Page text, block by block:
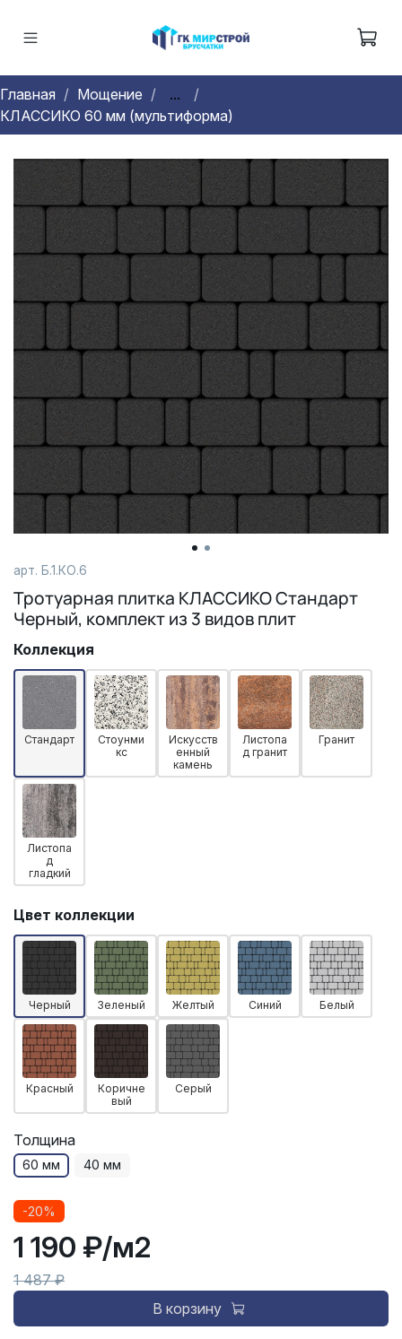
Главная Мощение
...
КЛАССИКО 60 мм (мультиформа)
арт. Б.1.КО.6
Тротуарная плитка КЛАССИКО Стандарт
Черный, комплект из 3 видов плит
Коллекция
Стандарт
Стоунми
кс
Искусств
енный
камень
Листопа
д гранит
Гранит
Листопа
д
гладкий
Цвет коллекции
Черный Зеленый Желтый Синий Белый
Красный
Коричне
вый
Серый
Толщина
60 мм 40 мм
-20%
1 190 ₽/м2
1 487 ₽
В корзину